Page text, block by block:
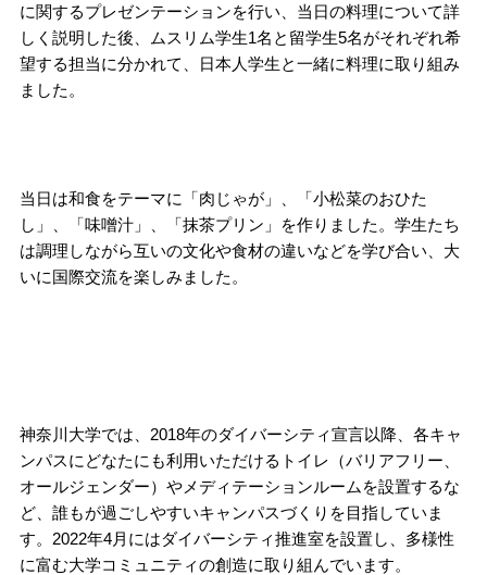
に関するプレゼンテーションを行い、当日の料理について詳
しく説明した後、ムスリム学生1名と留学生5名がそれぞれ希
望する担当に分かれて、日本人学生と一緒に料理に取り組み
ました。
当日は和食をテーマに「肉じゃが」、「小松菜のおひた
し」、「味噌汁」、「抹茶プリン」を作りました。学生たち
は調理しながら互いの文化や食材の違いなどを学び合い、大
いに国際交流を楽しみました。
神奈川大学では、2018年のダイバーシティ宣言以降、各キャ
ンパスにどなたにも利用いただけるトイレ（バリアフリー、
オールジェンダー）やメディテーションルームを設置するな
ど、誰もが過ごしやすいキャンパスづくりを目指していま
す。2022年4月にはダイバーシティ推進室を設置し、多様性
に富む大学コミュニティの創造に取り組んでいます。